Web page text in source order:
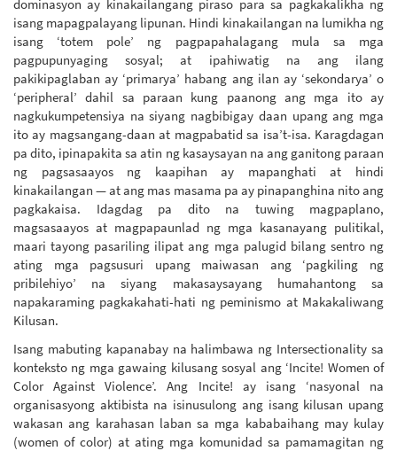
dominasyon ay kinakailangang piraso para sa pagkakalikha ng
isang mapagpalayang lipunan. Hindi kinakailangan na lumikha ng
isang ‘totem pole’ ng pagpapahalagang mula sa mga
pagpupunyaging sosyal; at ipahiwatig na ang ilang
pakikipaglaban ay ‘primarya’ habang ang ilan ay ‘sekondarya’ o
‘peripheral’ dahil sa paraan kung paanong ang mga ito ay
nagkukumpetensiya na siyang nagbibigay daan upang ang mga
ito ay magsangang-daan at magpabatid sa isa’t-isa. Karagdagan
pa dito, ipinapakita sa atin ng kasaysayan na ang ganitong paraan
ng pagsasaayos ng kaapihan ay mapanghati at hindi
kinakailangan — at ang mas masama pa ay pinapanghina nito ang
pagkakaisa. Idagdag pa dito na tuwing magpaplano,
magsasaayos at magpapaunlad ng mga kasanayang pulitikal,
maari tayong pasariling ilipat ang mga palugid bilang sentro ng
ating mga pagsusuri upang maiwasan ang ‘pagkiling ng
pribilehiyo’ na siyang makasaysayang humahantong sa
napakaraming pagkakahati-hati ng peminismo at Makakaliwang
Kilusan.
Isang mabuting kapanabay na halimbawa ng Intersectionality sa
konteksto ng mga gawaing kilusang sosyal ang ‘Incite! Women of
Color Against Violence’. Ang Incite! ay isang ‘nasyonal na
organisasyong aktibista na isinusulong ang isang kilusan upang
wakasan ang karahasan laban sa mga kababaihang may kulay
(women of color) at ating mga komunidad sa pamamagitan ng